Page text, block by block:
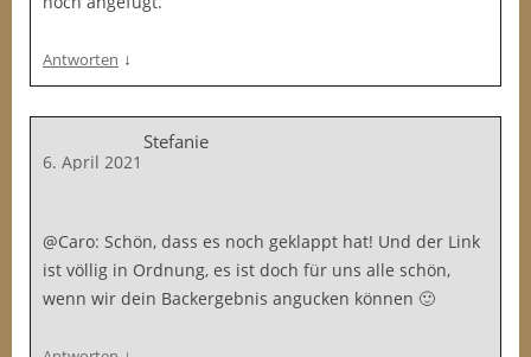
Antworten ↓
Stefanie
6. April 2021
@Caro: Schön, dass es noch geklappt hat! Und der Link
ist völlig in Ordnung, es ist doch für uns alle schön,
wenn wir dein Backergebnis angucken können 🙂